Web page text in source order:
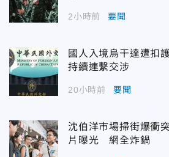
2小時前 要聞
國人入境烏干達遭扣
持續連繫交涉
20小時前 要聞
沈伯洋市場掃街爆衝
片曝光 網全炸鍋